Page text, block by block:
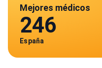
Mejores médicos
246
España